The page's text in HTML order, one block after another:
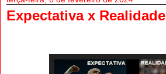
Expectativa x Realidade